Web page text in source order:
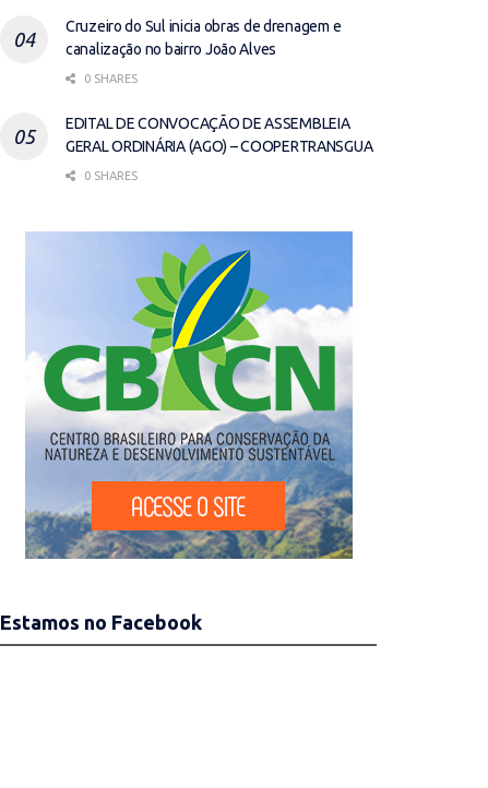
Cruzeiro do Sul inicia obras de drenagem e
canalização no bairro João Alves
0 SHARES
EDITAL DE CONVOCAÇÃO DE ASSEMBLEIA
GERAL ORDINÁRIA (AGO) – COOPERTRANSGUA
0 SHARES
Estamos no Facebook